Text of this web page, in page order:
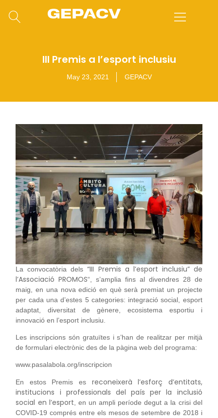
III Premis a l’esport inclusiu
May 23, 2021 GEPACV
La convocatòria dels“III Premis a l’esport inclusiu” de
l’Associació PROMOS“, s’amplia fins al divendres 28 de
maig, en una nova edició en què serà premiat un projecte
per cada una d’estes 5 categories: integració social, esport
adaptat, diversitat de gènere, ecosistema esportiu i
innovació en l’esport inclusiu.
Les inscripcions són gratuïtes i s’han de realitzar per mitjà
de formulari electrònic des de la pàgina web del programa:
www.pasalabola.org/inscripcion
En estos Premis es reconeixerà l’esforç d’entitats,
institucions i professionals del país per la inclusió
social en l’esport , en un ampli període degut a la crisi del
COVID-19 comprés entre els mesos de setembre de 2018 i